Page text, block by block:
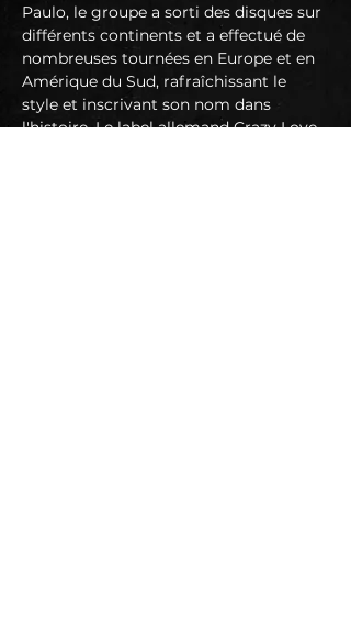
Paulo, le groupe a sorti des disques sur
différents continents et a effectué de
nombreuses tournées en Europe et en
Amérique du Sud, rafraîchissant le
style et inscrivant son nom dans
l'histoire. Le label allemand Crazy Love